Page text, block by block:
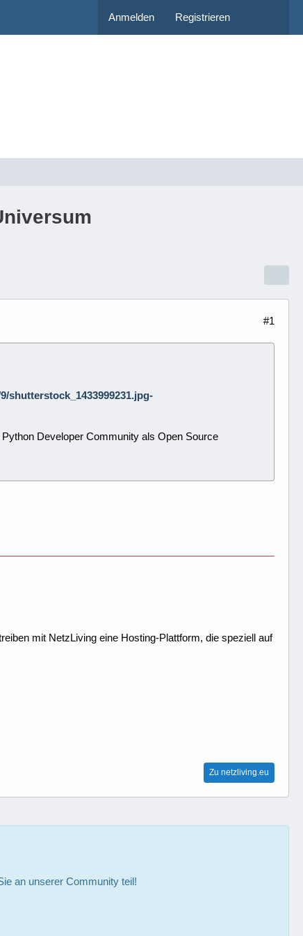
Anmelden Registrieren
#1
shutterstock_1433999231.jpg-
Developer Community als Open Source
mit NetzLiving eine Hosting-Plattform, die speziell auf
Zu netzliving.eu
an unserer Community teil!